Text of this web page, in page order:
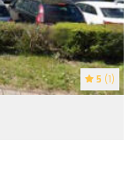
5 (1)